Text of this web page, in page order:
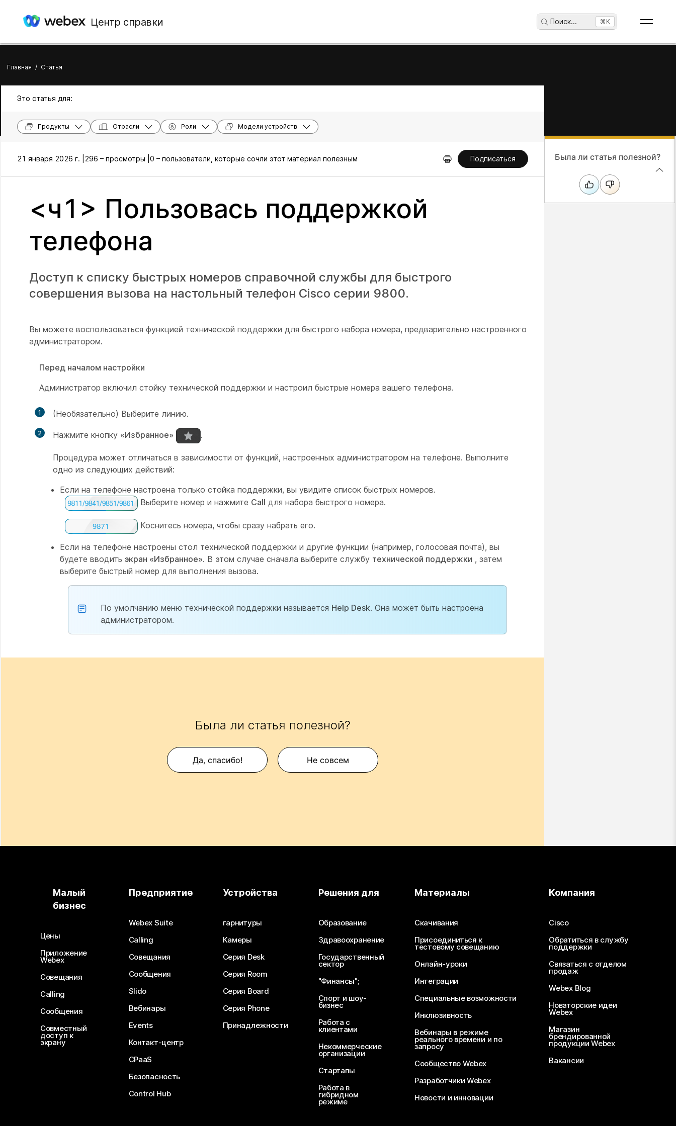
Центр справки Поиск... ⌘K
Главная / Статья
Это статья для:
Продукты Отрасли Роли Модели устройств
21 января 2026 г. | 296 – просмотры | 0 – пользователи, которые сочли этот материал полезным Подписаться
<ч1> Пользовась поддержкой
телефона
Доступ к списку быстрых номеров справочной службы для быстрого
совершения вызова на настольный телефон Cisco серии 9800.
Вы можете воспользоваться функцией технической поддержки для быстрого набора номера, предварительно настроенного
администратором.
Перед началом настройки
Администратор включил стойку технической поддержки и настроил быстрые номера вашего телефона.
1 (Необязательно) Выберите линию.
2 Нажмите кнопку «Избранное» .
Процедура может отличаться в зависимости от функций, настроенных администратором на телефоне. Выполните
одно из следующих действий:
Если на телефоне настроена только стойка поддержки, вы увидите список быстрых номеров.
Выберите номер и нажмите Call для набора быстрого номера.
Коснитесь номера, чтобы сразу набрать его.
Если на телефоне настроены стол технической поддержки и другие функции (например, голосовая почта), вы
будете вводить экран «Избранное». В этом случае сначала выберите службу технической поддержки , затем
выберите быстрый номер для выполнения вызова.
По умолчанию меню технической поддержки называется Help Desk. Она может быть настроена
администратором.
Была ли статья полезной?
Да, спасибо! Не совсем
Была ли статья полезной?
Малый
бизнес
Цены
Приложение
Webex
Совещания
Calling
Сообщения
Совместный
доступ к
экрану
Предприятие
Webex Suite
Calling
Совещания
Сообщения
Slido
Вебинары
Events
Контакт-центр
CPaaS
Безопасность
Control Hub
Устройства
гарнитуры
Камеры
Серия Desk
Серия Room
Серия Board
Серия Phone
Принадлежности
Решения для
Образование
Здравоохранение
Государственный
сектор
"Финансы";
Спорт и шоу-
бизнес
Работа с
клиентами
Некоммерческие
организации
Стартапы
Работа в
гибридном
режиме
Материалы
Скачивания
Присоединиться к
тестовому совещанию
Онлайн-уроки
Интеграции
Специальные возможности
Инклюзивность
Вебинары в режиме
реального времени и по
запросу
Сообщество Webex
Разработчики Webex
Новости и инновации
Компания
Cisco
Обратиться в службу
поддержки
Связаться с отделом
продаж
Webex Blog
Новаторские идеи
Webex
Магазин
брендированной
продукции Webex
Вакансии